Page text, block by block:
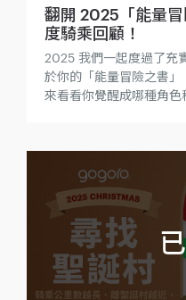
翻開 2025「能量
度騎乘回顧！
2025 我們一起度過了充
於你的「能量冒險之書」
來看看你覺醒成哪種角